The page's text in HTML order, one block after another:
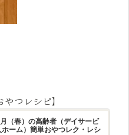
やつレシピ】
（春）の高齢者（デイサービ
ホーム）簡単おやつレク・レシ